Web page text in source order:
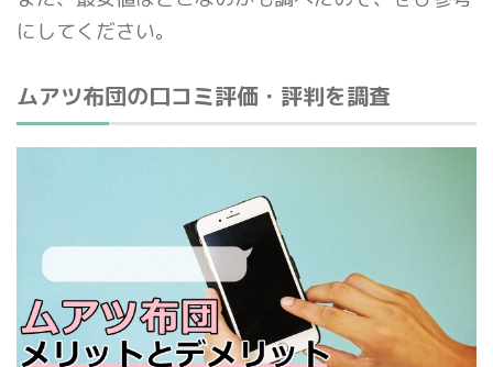
にしてください。
ムアツ布団の口コミ評価・評判を調査